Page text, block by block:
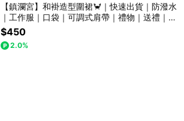
【鎮瀾宮】和褂造型圍裙🦀｜快速出貨｜防潑水
｜工作服｜口袋｜可調式肩帶｜禮物｜送禮｜生
日｜生日禮物｜交換禮物
$450
2.0%